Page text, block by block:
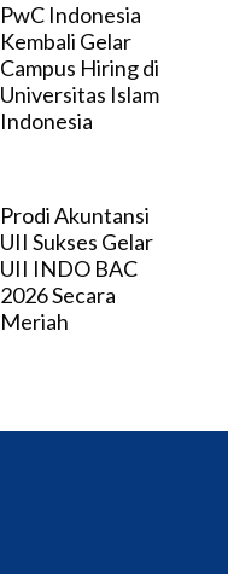
PwC Indonesia
Kembali Gelar
Campus Hiring di
Universitas Islam
Indonesia
Prodi Akuntansi
UII Sukses Gelar
UII INDO BAC
2026 Secara
Meriah